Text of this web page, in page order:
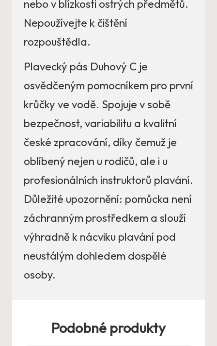
nebo v blízkosti ostrých předmětů.
Nepoužívejte k čištění
rozpouštědla.
Plavecký pás Duhový C je
osvědčeným pomocníkem pro první
krůčky ve vodě. Spojuje v sobě
bezpečnost, variabilitu a kvalitní
české zpracování, díky čemuž je
oblíbený nejen u rodičů, ale i u
profesionálních instruktorů plavání.
Důležité upozornění: pomůcka není
záchranným prostředkem a slouží
výhradně k nácviku plavání pod
neustálým dohledem dospělé
osoby.
Podobné produkty